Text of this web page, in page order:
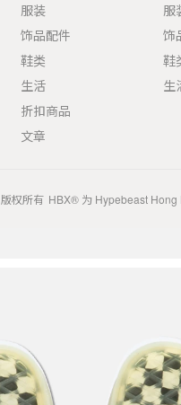
服装
饰品配件
鞋类
生活
折扣商品
文章
服
饰
鞋
生
版权所有 HBX® 为 Hypebeast Hong